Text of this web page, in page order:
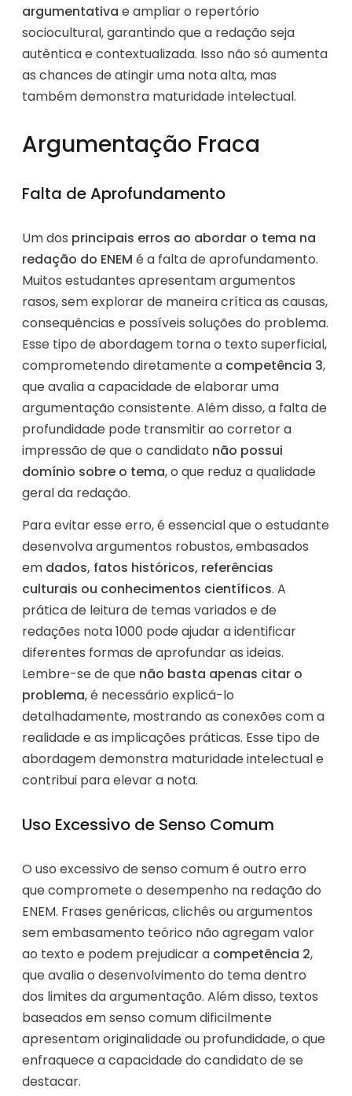
argumentativa e ampliar o repertório
sociocultural, garantindo que a redação seja
autêntica e contextualizada. Isso não só aumenta
as chances de atingir uma nota alta, mas
também demonstra maturidade intelectual.
Argumentação Fraca
Falta de Aprofundamento
Um dos principais erros ao abordar o tema na
redação do ENEM é a falta de aprofundamento.
Muitos estudantes apresentam argumentos
rasos, sem explorar de maneira crítica as causas,
consequências e possíveis soluções do problema.
Esse tipo de abordagem torna o texto superficial,
comprometendo diretamente a competência 3,
que avalia a capacidade de elaborar uma
argumentação consistente. Além disso, a falta de
profundidade pode transmitir ao corretor a
impressão de que o candidato não possui
domínio sobre o tema, o que reduz a qualidade
geral da redação.
Para evitar esse erro, é essencial que o estudante
desenvolva argumentos robustos, embasados
em dados, fatos históricos, referências
culturais ou conhecimentos científicos. A
prática de leitura de temas variados e de
redações nota 1000 pode ajudar a identificar
diferentes formas de aprofundar as ideias.
Lembre-se de que não basta apenas citar o
problema, é necessário explicá-lo
detalhadamente, mostrando as conexões com a
realidade e as implicações práticas. Esse tipo de
abordagem demonstra maturidade intelectual e
contribui para elevar a nota.
Uso Excessivo de Senso Comum
O uso excessivo de senso comum é outro erro
que compromete o desempenho na redação do
ENEM. Frases genéricas, clichês ou argumentos
sem embasamento teórico não agregam valor
ao texto e podem prejudicar a competência 2,
que avalia o desenvolvimento do tema dentro
dos limites da argumentação. Além disso, textos
baseados em senso comum dificilmente
apresentam originalidade ou profundidade, o que
enfraquece a capacidade do candidato de se
destacar.